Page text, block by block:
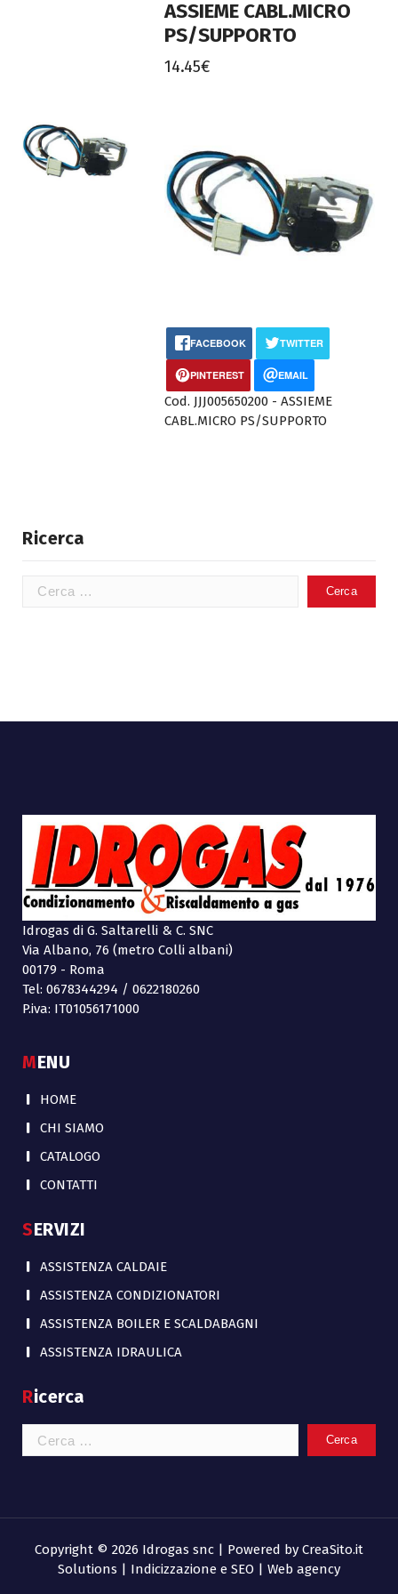
ASSIEME CABL.MICRO
PS/SUPPORTO
14.45€
FACEBOOK TWITTER
PINTEREST EMAIL
Cod. JJJ005650200 - ASSIEME
CABL.MICRO PS/SUPPORTO
Ricerca
Ricerca
Idrogas di G. Saltarelli & C. SNC
Via Albano, 76 (metro Colli albani)
00179 - Roma
Tel: 0678344294 / 0622180260
P.iva: IT01056171000
MENU
HOME
CHI SIAMO
CATALOGO
CONTATTI
SERVIZI
ASSISTENZA CALDAIE
ASSISTENZA CONDIZIONATORI
ASSISTENZA BOILER E SCALDABAGNI
ASSISTENZA IDRAULICA
Ricerca
Ricerca
per:
Copyright © 2026 Idrogas snc | Powered by CreaSito.it
Solutions | Indicizzazione e SEO | Web agency